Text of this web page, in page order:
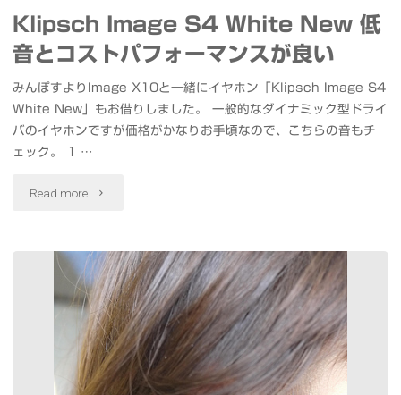
Klipsch Image S4 White New 低
音とコストパフォーマンスが良い
みんぽすよりImage X10と一緒にイヤホン「Klipsch Image S4
White New」もお借りしました。 一般的なダイナミック型ドライ
バのイヤホンですが価格がかなりお手頃なので、こちらの音もチ
ェック。 1 …
Read more "Klipsch
S4
White
New
低